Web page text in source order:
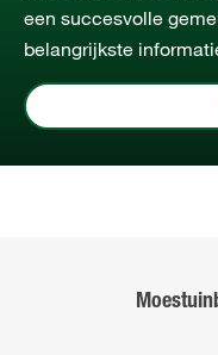
een succesvolle
belangrijkste